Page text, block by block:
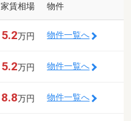
家賃相場 物件
5.2万円 物件一覧へ
5.2万円 物件一覧へ
8.8万円 物件一覧へ